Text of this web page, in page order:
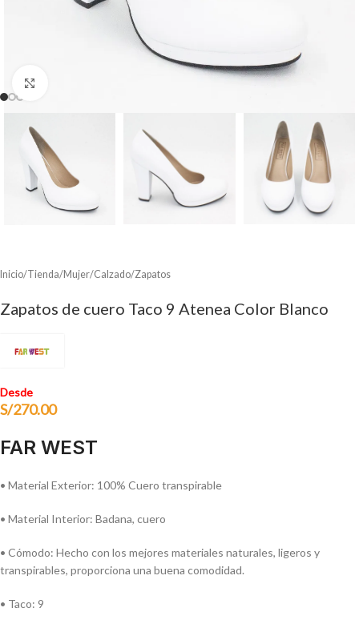
Inicio/Tienda/Mujer/Calzado/Zapatos
Zapatos de cuero Taco 9 Atenea Color Blanco
Desde
S/270.00
FAR WEST
• Material Exterior: 100% Cuero transpirable
• Material Interior: Badana, cuero
• Cómodo: Hecho con los mejores materiales naturales, ligeros y
transpirables, proporciona una buena comodidad.
• Taco: 9